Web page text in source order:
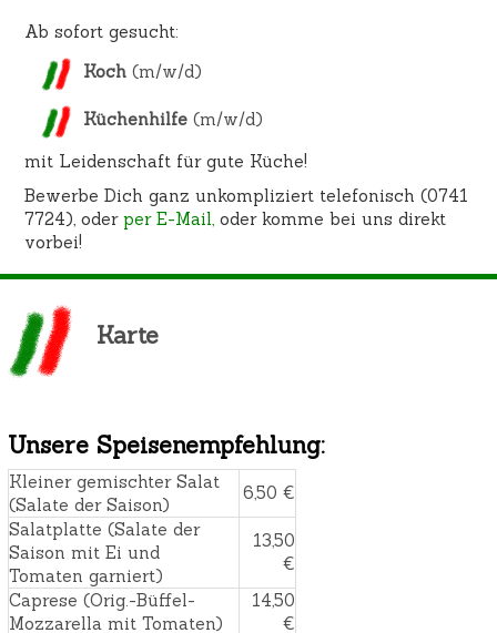
Ab sofort gesucht:
Koch(m/w/d)
Küchenhilfe(m/w/d)
mit Leidenschaft für gute Küche!
Bewerbe Dich ganz unkompliziert telefonisch (0741
7724), oder per E-Mail, oder komme bei uns direkt
vorbei!
Karte
Unsere Speisenempfehlung:
Kleiner gemischter Salat
(Salate der Saison)
6,50 €
Salatplatte (Salate der
Saison mit Ei und
Tomaten garniert)
13,50
€
Caprese (Orig.-Büffel-
Mozzarella mit Tomaten)
14,50
€